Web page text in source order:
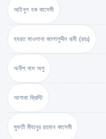
আইনুল হক কাসেমী
হযরত মাওলানা জালালুদ্দীন রূমী (রহঃ)
অনীশ দাস অপু
আগাথা ক্রিস্টি
মুফতী মীযানুর রহমান কাসেমী